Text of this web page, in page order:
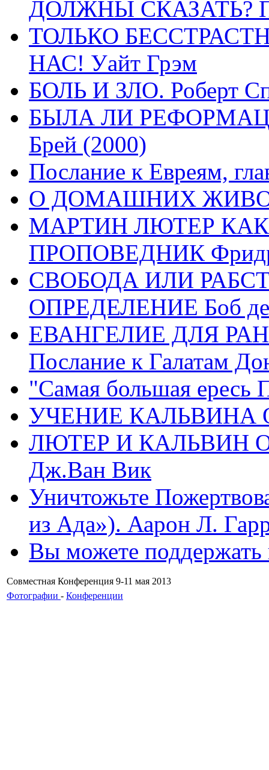
ДОЛЖНЫ СКАЗАТЬ?
ТОЛЬКО
НАС! Уайт Грэм
БОЛЬ И ЗЛО. Роберт
БЫЛА ЛИ
Брей (2000)
Послание к Евреям,
О ДОМАШНИХ
МАРТИН ЛЮТЕР
ПРОПОВЕДНИК
СВОБОДА ИЛИ
ОПРЕДЕЛЕНИЕ Боб де
ЕВАНГЕЛИЕ ДЛЯ
Послание к Галатам
"Самая большая ересь
УЧЕНИЕ КАЛЬВИНА
ЛЮТЕР И КАЛЬВИН
Дж.Ван Вик
Уничтожьте
из Ада»). Аарон Л.
Вы можете
Совместная Конференция 9-11 мая 2013
Фотографии - Конференции